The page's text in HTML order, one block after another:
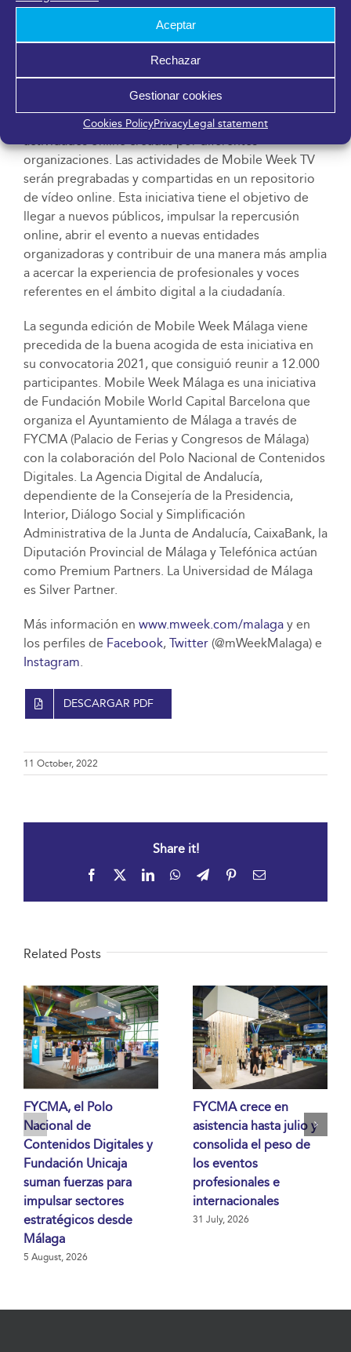
Aceptar
Rechazar
Gestionar cookies
Cookies PolicyPrivacyLegal statement
ciudad del futuro’, que impulsará acciones vinculadas
a la movilidad inteligente, nuevas energías, reciclaje,
Week Málaga dispondrá de un espacio con vídeos
exclusivos en el que los visitantes podrán disfrutar de
actividades online creadas por diferentes
organizaciones. Las actividades de Mobile Week TV
serán pregrabadas y compartidas en un repositorio
de vídeo online. Esta iniciativa tiene el objetivo de
llegar a nuevos públicos, impulsar la repercusión
online, abrir el evento a nuevas entidades
organizadoras y contribuir de una manera más amplia
a acercar la experiencia de profesionales y voces
referentes en el ámbito digital a la ciudadanía.
La segunda edición de Mobile Week Málaga viene
precedida de la buena acogida de esta iniciativa en
su convocatoria 2021, que consiguió reunir a 12.000
participantes. Mobile Week Málaga es una iniciativa
de Fundación Mobile World Capital Barcelona que
organiza el Ayuntamiento de Málaga a través de
FYCMA (Palacio de Ferias y Congresos de Málaga)
con la colaboración del Polo Nacional de Contenidos
Digitales. La Agencia Digital de Andalucía,
dependiente de la Consejería de la Presidencia,
Interior, Diálogo Social y Simplificación
Administrativa de la Junta de Andalucía, CaixaBank, la
Diputación Provincial de Málaga y Telefónica actúan
como Premium Partners. La Universidad de Málaga
es Silver Partner.
Más información en www.mweek.com/malagay en
los perfiles de Facebook, Twitter(@mWeekMalaga) e
Instagram.
DESCARGAR PDF
11 October, 2022
Share it!
Facebook LinkedInWhatsApp
TelegramPinterestEmail
Related Posts
FYCMA, el Polo
Nacional de
Contenidos Digitales y
Fundación Unicaja
suman fuerzas para
impulsar sectores
estratégicos desde
Málaga
5 August, 2026
FYCMA crece en
asistencia hasta julio y
consolida el peso de
los eventos
profesionales e
internacionales
31 July, 2026